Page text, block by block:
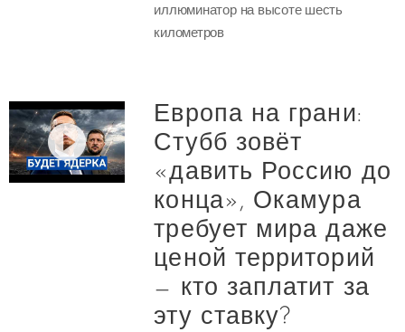
иллюминатор на высоте шесть
километров
Европа на грани:
Стубб зовёт
«давить Россию до
конца», Окамура
требует мира даже
ценой территорий
— кто заплатит за
эту ставку?